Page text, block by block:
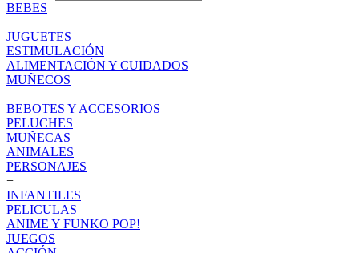
BEBES
+
JUGUETES
ESTIMULACIÓN
ALIMENTACIÓN Y CUIDADOS
MUÑECOS
+
BEBOTES Y ACCESORIOS
PELUCHES
MUÑECAS
ANIMALES
PERSONAJES
+
INFANTILES
PELICULAS
ANIME Y FUNKO POP!
JUEGOS